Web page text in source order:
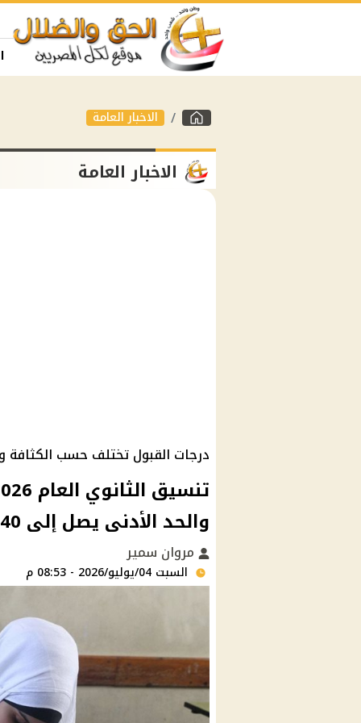
الاخبار العامة
الاخبار العامة
درجات القبول تختلف حسب الكثافة
والحد الأدنى يصل إلى 240 درجة
مروان سمير
السبت 04/يوليو/2026 - 08:53 م